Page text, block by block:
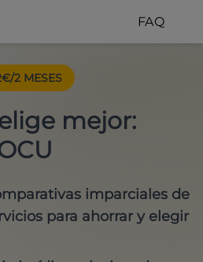
FAQ
2 MESES
mejor:
imparciales de
para ahorrar y elegir